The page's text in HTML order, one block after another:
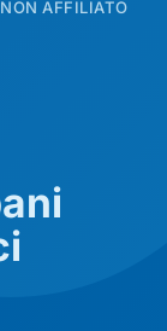
AFFILIATO